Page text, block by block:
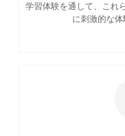
学習体験を通して、これ
に刺激的な体